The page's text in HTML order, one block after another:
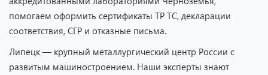
помогаем оформить сертификаты ТР ТС, декларации
соответствия, СГР и отказные письма.
Липецк — крупный металлургический центр России с
развитым машиностроением. Наши эксперты знают